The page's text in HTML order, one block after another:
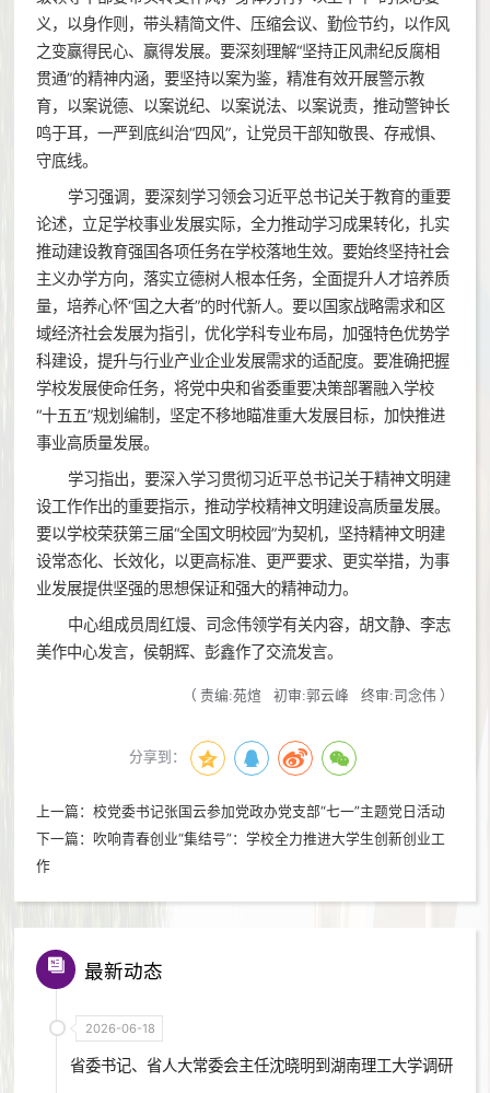
义，以身作则，带头精简文件、压缩会议、勤俭节约，以作风
之变赢得民心、赢得发展。要深刻理解“坚持正风肃纪反腐相
贯通”的精神内涵，要坚持以案为鉴，精准有效开展警示教
育，以案说德、以案说纪、以案说法、以案说责，推动警钟长
鸣于耳，一严到底纠治“四风”，让党员干部知敬畏、存戒惧、
守底线。
学习强调，要深刻学习领会习近平总书记关于教育的重要
论述，立足学校事业发展实际，全力推动学习成果转化，扎实
推动建设教育强国各项任务在学校落地生效。要始终坚持社会
主义办学方向，落实立德树人根本任务，全面提升人才培养质
量，培养心怀“国之大者”的时代新人。要以国家战略需求和区
域经济社会发展为指引，优化学科专业布局，加强特色优势学
科建设，提升与行业产业企业发展需求的适配度。要准确把握
学校发展使命任务，将党中央和省委重要决策部署融入学校
“十五五”规划编制，坚定不移地瞄准重大发展目标，加快推进
事业高质量发展。
学习指出，要深入学习贯彻习近平总书记关于精神文明建
设工作作出的重要指示，推动学校精神文明建设高质量发展。
要以学校荣获第三届“全国文明校园”为契机，坚持精神文明建
设常态化、长效化，以更高标准、更严要求、更实举措，为事
业发展提供坚强的思想保证和强大的精神动力。
中心组成员周红熳、司念伟领学有关内容，胡文静、李志
美作中心发言，侯朝辉、彭鑫作了交流发言。
（ 责编:苑煊 初审:郭云峰 终审:司念伟 ）
分享到：
上一篇：校党委书记张国云参加党政办党支部“七一”主题党日活动
下一篇： 吹响青春创业“集结号”：学校全力推进大学生创新创业工
作
最新动态
2026-06-18
省委书记、省人大常委会主任沈晓明到湖南理工大学调研